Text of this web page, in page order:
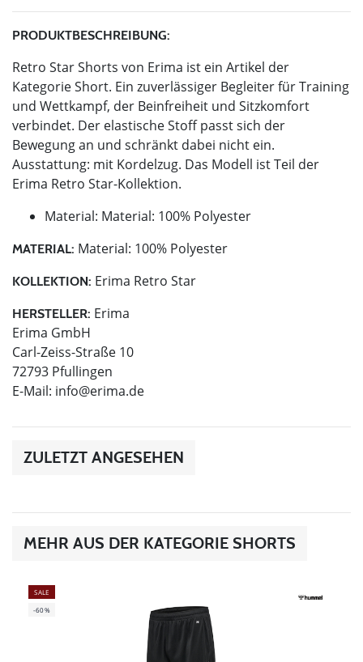
PRODUKTBESCHREIBUNG:
Retro Star Shorts von Erima ist ein Artikel der
Kategorie Short. Ein zuverlässiger Begleiter für Training
und Wettkampf, der Beinfreiheit und Sitzkomfort
verbindet. Der elastische Stoff passt sich der
Bewegung an und schränkt dabei nicht ein.
Ausstattung: mit Kordelzug. Das Modell ist Teil der
Erima Retro Star-Kollektion.
Material: Material: 100% Polyester
MATERIAL: Material: 100% Polyester
KOLLEKTION: Erima Retro Star
HERSTELLER: Erima
Erima GmbH
Carl-Zeiss-Straße 10
72793 Pfullingen
E-Mail: info@erima.de
ZULETZT ANGESEHEN
MEHR AUS DER KATEGORIE SHORTS
SALE
-60%